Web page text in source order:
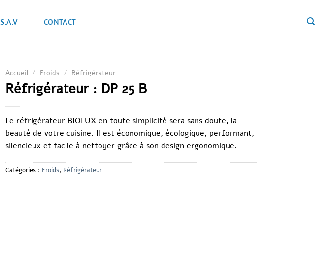
S.A.V CONTACT
Accueil / Froids / Réfrigérateur
Réfrigérateur : DP 25 B
Le réfrigérateur BIOLUX en toute simplicité sera sans doute, la
beauté de votre cuisine. Il est économique, écologique, performant,
silencieux et facile à nettoyer grâce à son design ergonomique.
Catégories : Froids, Réfrigérateur